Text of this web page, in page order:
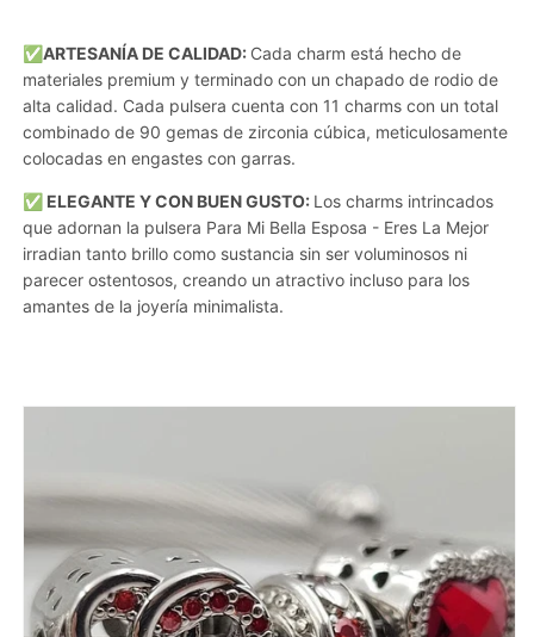
✅ARTESANÍA DE CALIDAD: Cada charm está hecho de
materiales premium y terminado con un chapado de rodio de
alta calidad. Cada pulsera cuenta con 11 charms con un total
combinado de 90 gemas de zirconia cúbica, meticulosamente
colocadas en engastes con garras.
✅ ELEGANTE Y CON BUEN GUSTO: Los charms intrincados
que adornan la pulsera Para Mi Bella Esposa - Eres La Mejor
irradian tanto brillo como sustancia sin ser voluminosos ni
parecer ostentosos, creando un atractivo incluso para los
amantes de la joyería minimalista.